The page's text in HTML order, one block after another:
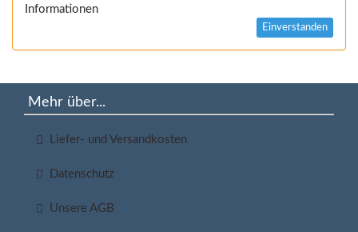
Informationen
Einverstanden
Mehr über...
Liefer- und Versandkosten
Datenschutz
Unsere AGB